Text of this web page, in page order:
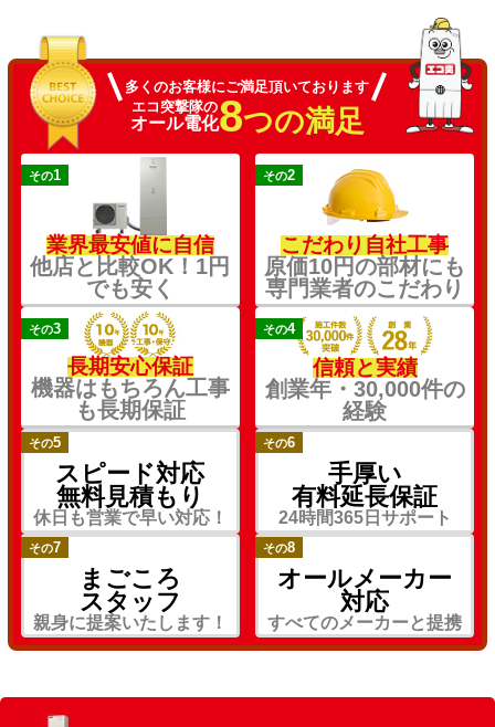
多くのお客様にご満足頂いております
エコ突撃隊の
オール電化8つの満足
その1
業界最安値に自信
他店と比較OK！1円
でも安く
その2
こだわり自社工事
原価10円の部材にも
専門業者のこだわり
その3
長期安心保証
機器はもちろん工事
も長期保証
その4
信頼と実績
創業年・30,000件の
経験
その5
スピード対応
無料見積もり
休日も営業で早い対応！
その6
手厚い
有料延長保証
24時間365日サポート
その7
まごころ
スタッフ
親身に提案いたします！
その8
オールメーカー
対応
すべてのメーカーと提携